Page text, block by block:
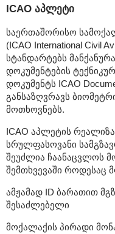
ICAO აპლეტი
საერთაშორისო
(ICAO International Civil
სტანდარტებს
დოკუმენტების
დოკუმენტს ICAO
განსაზღვრავს
მოთხოვნებს.
ICAO აპლეტის
სრულფასოვანი
შეუძლია ჩაანაცვლოს
შემთხვევაში როდესაც
ამჟამად ID ბარათით
შესაძლებელი
მოქალაქის პირადი